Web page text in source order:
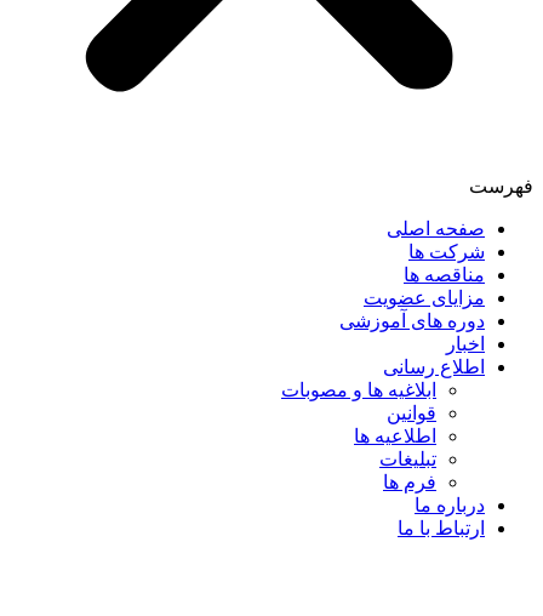
فهرست
صفحه اصلی
شرکت ها
مناقصه ها
مزایای عضویت
دوره های آموزشی
اخبار
اطلاع رسانی
ابلاغیه ها و مصوبات
قوانین
اطلاعیه ها
تبلیغات
فرم ها
درباره ما
ارتباط با ما